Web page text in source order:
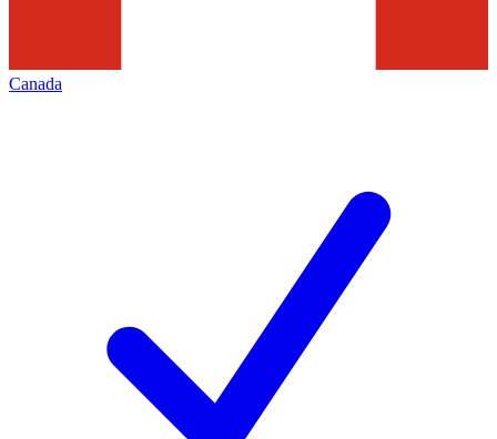
Canada